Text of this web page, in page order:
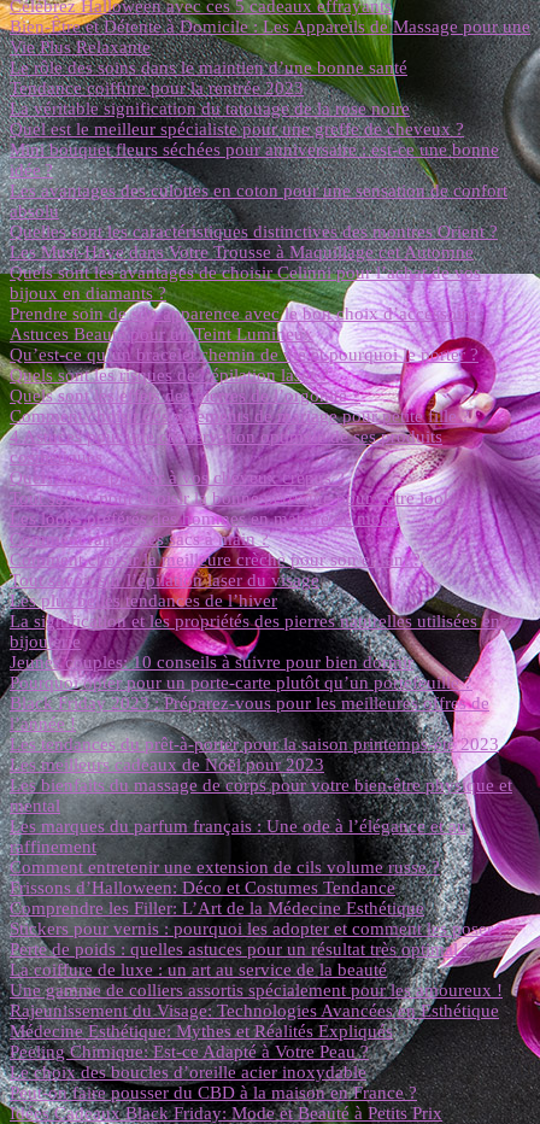
Célébrez Halloween avec ces 5 cadeaux effrayants
Bien-Être et Détente à Domicile : Les Appareils de Massage pour une
Vie Plus Relaxante
Le rôle des soins dans le maintien d’une bonne santé
Tendance coiffure pour la rentrée 2023
La véritable signification du tatouage de la rose noire
Quel est le meilleur spécialiste pour une greffe de cheveux ?
Mini bouquet fleurs séchées pour anniversaire : est-ce une bonne
idée ?
Les avantages des culottes en coton pour une sensation de confort
absolu
Quelles sont les caractéristiques distinctives des montres Orient ?
Les Must-Have dans Votre Trousse à Maquillage cet Automne
Quels sont les avantages de choisir Celinni pour l’achat de vos
bijoux en diamants ?
Prendre soin de son apparence avec le bon choix d’accessoire
Astuces Beauté pour un Teint Lumineux
Qu’est-ce qu’un bracelet chemin de vie et pourquoi le porter ?
Quels sont les risques de l’épilation laser ?
Quels sont les effets des pierres de l’orgonite ?
Comment choisir des vêtements de mariage pour petite fille ?
4 Astuces pour une conservation optimale de ses produits
cosmétiques
Quels soins apporter à vos cheveux crépus ?
Tout savoir pour choisir la bonne perruque pour votre look
Les looks préférés des hommes en matière de mode
Comment ranger ses sacs à main ?
Comment choisir la meilleure crèche pour son enfant ?
Tout savoir sur l’épilation laser du visage
Les plus belles tendances de l’hiver
La signification et les propriétés des pierres naturelles utilisées en
bijouterie
Jeunes couples: 10 conseils à suivre pour bien dormir
Pourquoi opter pour un porte-carte plutôt qu’un portefeuille ?
Black Friday 2023 : Préparez-vous pour les meilleures offres de
l’année !
Les tendances du prêt-à-porter pour la saison printemps-été 2023
Les meilleurs cadeaux de Noël pour 2023
Les bienfaits du massage de corps pour votre bien-être physique et
mental
Les marques du parfum français : Une ode à l’élégance et au
raffinement
Comment entretenir une extension de cils volume russe ?
Frissons d’Halloween: Déco et Costumes Tendance
Comprendre les Filler: L’Art de la Médecine Esthétique
Stickers pour vernis : pourquoi les adopter et comment les poser ?
Perte de poids : quelles astuces pour un résultat très optimal ?
La coiffure de luxe : un art au service de la beauté
Une gamme de colliers assortis spécialement pour les amoureux !
Rajeunissement du Visage: Technologies Avancées en Esthétique
Médecine Esthétique: Mythes et Réalités Expliqués
Peeling Chimique: Est-ce Adapté à Votre Peau ?
Le choix des boucles d’oreille acier inoxydable
Peut-on faire pousser du CBD à la maison en France ?
Idées Cadeaux Black Friday: Mode et Beauté à Petits Prix